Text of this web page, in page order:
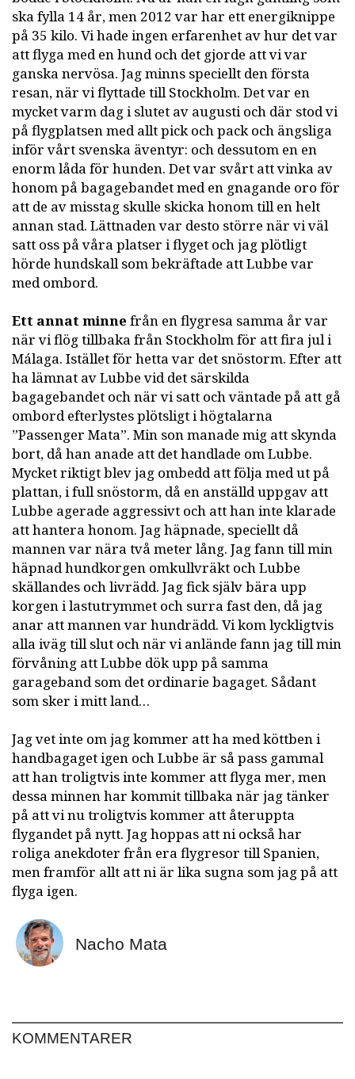
ska fylla 14 år, men 2012 var har ett energiknippe
på 35 kilo. Vi hade ingen erfarenhet av hur det var
att flyga med en hund och det gjorde att vi var
ganska nervösa. Jag minns speciellt den första
resan, när vi flyttade till Stockholm. Det var en
mycket varm dag i slutet av augusti och där stod vi
på flygplatsen med allt pick och pack och ängsliga
inför vårt svenska äventyr: och dessutom en en
enorm låda för hunden. Det var svårt att vinka av
honom på bagagebandet med en gnagande oro för
att de av misstag skulle skicka honom till en helt
annan stad. Lättnaden var desto större när vi väl
satt oss på våra platser i flyget och jag plötligt
hörde hundskall som bekräftade att Lubbe var
med ombord.
Ett annat minne från en flygresa samma år var
när vi flög tillbaka från Stockholm för att fira jul i
Málaga. Istället för hetta var det snöstorm. Efter att
ha lämnat av Lubbe vid det särskilda
bagagebandet och när vi satt och väntade på att gå
ombord efterlystes plötsligt i högtalarna
”Passenger Mata”. Min son manade mig att skynda
bort, då han anade att det handlade om Lubbe.
Mycket riktigt blev jag ombedd att följa med ut på
plattan, i full snöstorm, då en anställd uppgav att
Lubbe agerade aggressivt och att han inte klarade
att hantera honom. Jag häpnade, speciellt då
mannen var nära två meter lång. Jag fann till min
häpnad hundkorgen omkullvräkt och Lubbe
skällandes och livrädd. Jag fick själv bära upp
korgen i lastutrymmet och surra fast den, då jag
anar att mannen var hundrädd. Vi kom lyckligtvis
alla iväg till slut och när vi anlände fann jag till min
förvåning att Lubbe dök upp på samma
garageband som det ordinarie bagaget. Sådant
som sker i mitt land…
Jag vet inte om jag kommer att ha med köttben i
handbagaget igen och Lubbe är så pass gammal
att han troligtvis inte kommer att flyga mer, men
dessa minnen har kommit tillbaka när jag tänker
på att vi nu troligtvis kommer att återuppta
flygandet på nytt. Jag hoppas att ni också har
roliga anekdoter från era flygresor till Spanien,
men framför allt att ni är lika sugna som jag på att
flyga igen.
Nacho Mata
KOMMENTARER